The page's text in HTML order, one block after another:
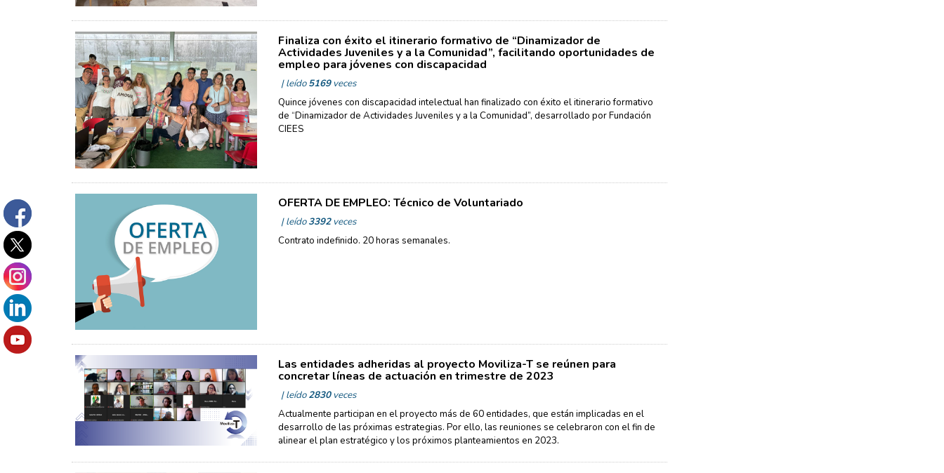
Finaliza con éxito el itinerario formativo de “Dinamizador de
Actividades Juveniles y a la Comunidad”, facilitando oportunidades de
empleo para jóvenes con discapacidad
| leído5169veces
Quince jóvenes con discapacidad intelectual han finalizado con éxito el itinerario formativo
de “Dinamizador de Actividades Juveniles y a la Comunidad”, desarrollado por Fundación
CIEES
OFERTA DE EMPLEO: Técnico de Voluntariado
| leído3392veces
Contrato indefinido. 20 horas semanales.
Las entidades adheridas al proyecto Moviliza-T se reúnen para
concretar líneas de actuación en trimestre de 2023
| leído2830veces
Actualmente participan en el proyecto más de 60 entidades, que están implicadas en el
desarrollo de las próximas estrategias. Por ello, las reuniones se celebraron con el fin de
alinear el plan estratégico y los próximos planteamientos en 2023.